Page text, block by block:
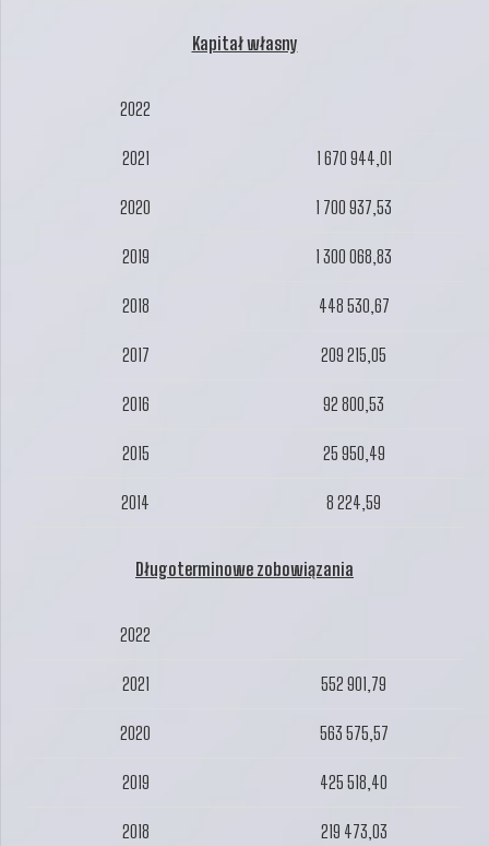
Kapitał własny
2022
2021 1 670 944,01
2020 1 700 937,53
2019 1 300 068,83
2018 448 530,67
2017 209 215,05
2016 92 800,53
2015 25 950,49
2014 8 224,59
Długoterminowe zobowiązania
2022
2021 552 901,79
2020 563 575,57
2019 425 518,40
2018 219 473,03